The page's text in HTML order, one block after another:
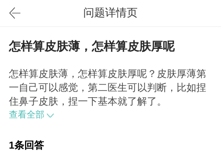
问题详情页
怎样算皮肤薄，怎样算皮肤厚呢
怎样算皮肤薄，怎样算皮肤厚呢？皮肤厚薄第
一自己可以感觉，第二医生可以判断，比如捏
住鼻子皮肤，捏一下基本就了解了。
查看全部
1条回答